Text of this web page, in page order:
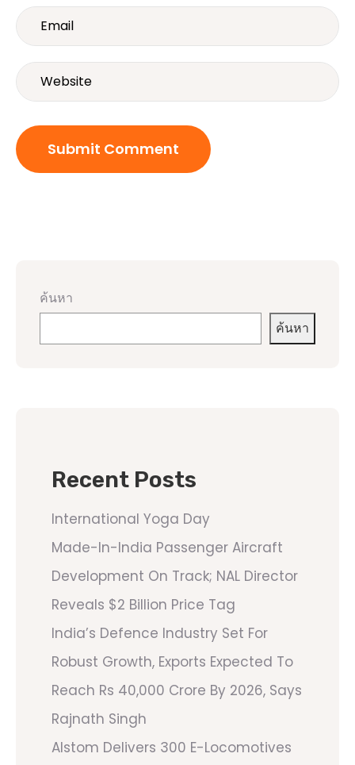
ค้นหา
ค้นหา
Recent Posts
International Yoga Day
Made-In-India Passenger Aircraft
Development On Track; NAL Director
Reveals $2 Billion Price Tag
India’s Defence Industry Set For
Robust Growth, Exports Expected To
Reach Rs 40,000 Crore By 2026, Says
Rajnath Singh
Alstom Delivers 300 E-Locomotives